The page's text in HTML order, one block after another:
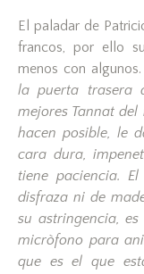
El paladar de
francos, por ello
menos con algunos.
la puerta trasera
mejores Tannat
hacen posible, le
cara dura,
tiene paciencia.
disfraza ni de
su astringencia,
micròfono para
que es el que